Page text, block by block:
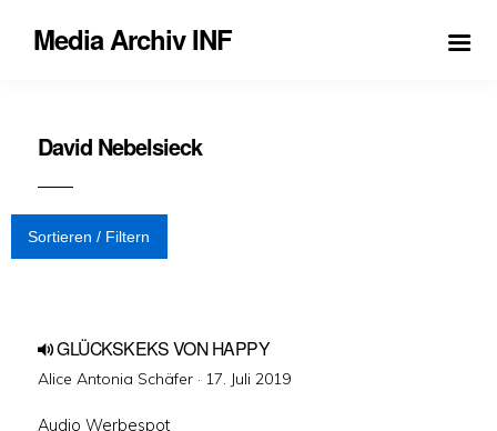
Media Archiv INF
David Nebelsieck
Sortieren / Filtern
GLÜCKSKEKS VON HAPPY
Alice Antonia Schäfer · Veröffentlicht
17. Juli 2019
Audio Werbespot